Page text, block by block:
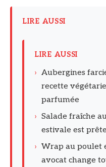
LIRE AUSSI
LIRE AUSSI
› Aubergines
recette
parfumée
› Salade fraîche
estivale est
› Wrap au poulet
avocat change